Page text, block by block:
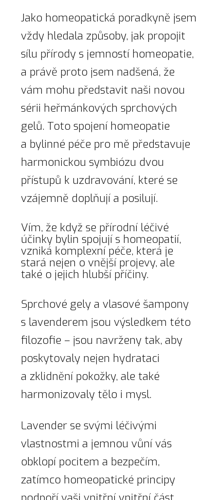
Jako homeopatická poradkyně jsem
vždy hledala způsoby, jak propojit
sílu přírody s jemností homeopatie,
a právě proto jsem nadšená, že
vám mohu představit naši novou
sérii heřmánkových sprchových
gelů. Toto spojení homeopatie
a bylinné péče pro mě představuje
harmonickou symbiózu dvou
přístupů k uzdravování, které se
vzájemně doplňují a posilují.
Vím, že když se přírodní léčivé
účinky bylin spojují s homeopatií,
vzniká komplexní péče, která je
stará nejen o vnější projevy, ale
také o jejich hlubší příčiny.
Sprchové gely a vlasové šampony
s lavenderem jsou výsledkem této
filozofie – jsou navrženy tak, aby
poskytovaly nejen hydrataci
a zklidnění pokožky, ale také
harmonizovaly tělo i mysl.
Lavender se svými léčivými
vlastnostmi a jemnou vůní vás
obklopí pocitem a bezpečím,
zatímco homeopatické principy